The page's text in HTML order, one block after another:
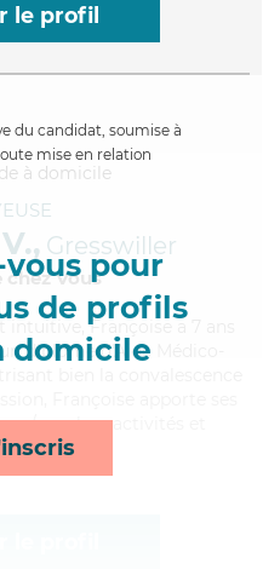
le profil
du candidat, soumise à
mise en relation
pour
de profils
domicile
Gresswiller
Vous
intuitive, Françoise a 7 ans
diplôme d'Aide Médico-
coucher, activités et
livraison*